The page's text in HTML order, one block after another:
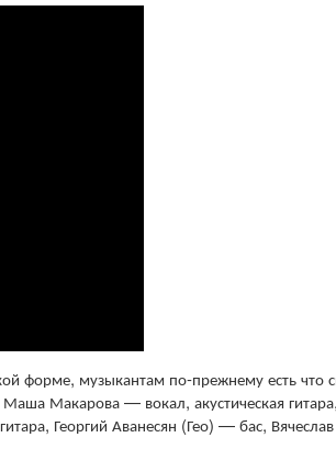
форме, музыкантам по-прежнему есть что
Макарова — вокал, акустическая
Георгий Аванесян (Гео) — бас,